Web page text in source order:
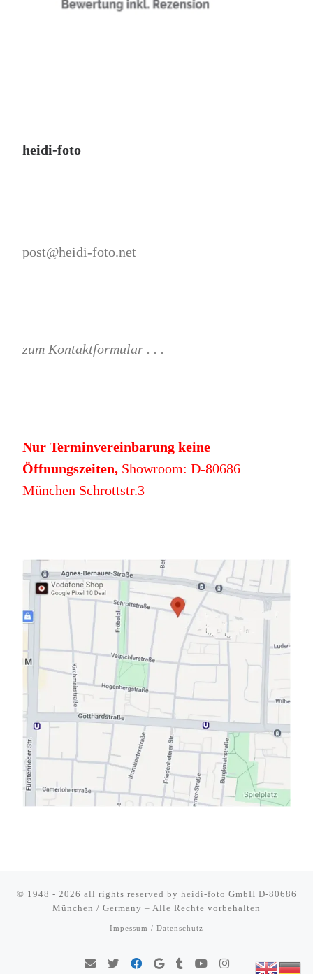
heidi-foto
post@heidi-foto.net
zum Kontaktformular . . .
Nur Terminvereinbarung keine
Öffnungszeiten,Showroom: D-80686
München Schrottstr.3
© 1948 - 2026 all rights reserved by heidi-foto GmbH D-80686
München / Germany – Alle Rechte vorbehalten
Impessum / Datenschutz